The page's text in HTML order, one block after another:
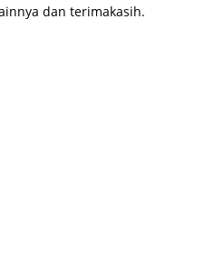
dan terimakasih.